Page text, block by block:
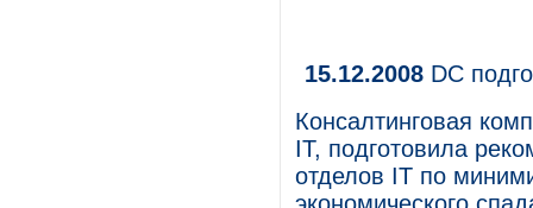
15.12.2008 DC
Консалтинговая
IT, подготовила
отделов IT по